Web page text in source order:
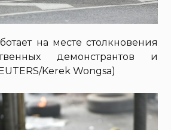
на месте столкновения
демонстрантов и
Kerek Wongsa)